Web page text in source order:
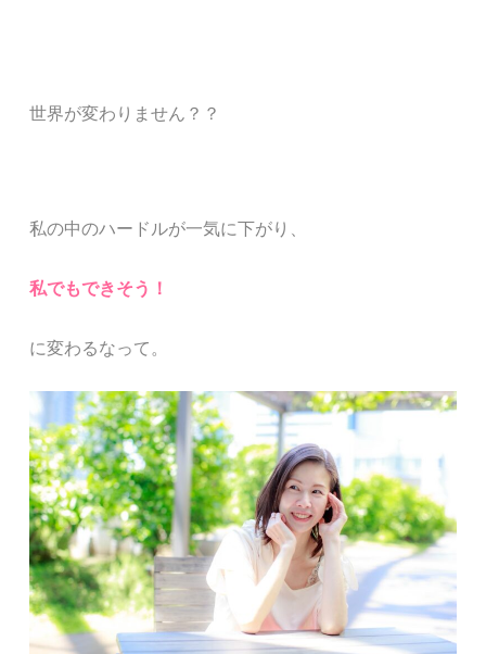
世界が変わりません？？
私の中のハードルが一気に下がり、
私でもできそう！
に変わるなって。